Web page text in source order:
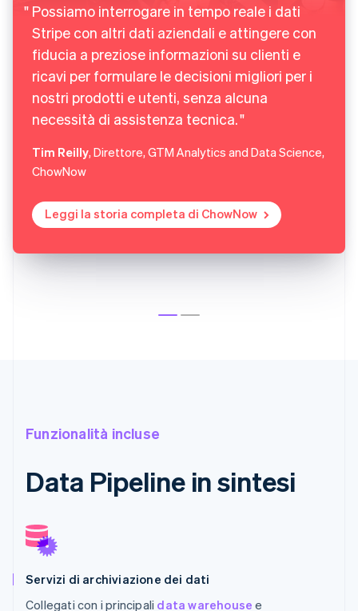
Possiamo interrogare in tempo reale i dati
Stripe con altri dati aziendali e attingere con
fiducia a preziose informazioni su clienti e
ricavi per formulare le decisioni migliori per i
nostri prodotti e utenti, senza alcuna
necessità di assistenza tecnica.
Tim Reilly, Direttore, GTM Analytics and Data Science,
ChowNow
Leggi la storia completa di ChowNow
Funzionalità incluse
Data Pipeline in sintesi
Servizi di archiviazione dei dati
Collegati con i principali data warehouse e